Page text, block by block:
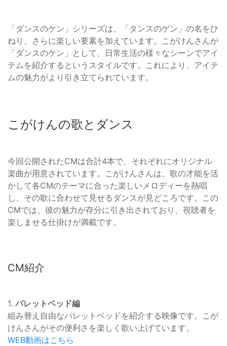
「ダンスのケン」シリーズは、「タンスのゲン」の名をひ
ねり、さらに楽しい要素を加えています。こがけんさんが
「ダンスのケン」として、日常生活の様々なシーンでアイ
テムを紹介するというスタイルです。これにより、アイテ
ムの魅力がより引き立てられています。
こがけんの歌とダンス
今回公開されたCMは合計4本で、それぞれにオリジナル
楽曲が用意されています。こがけんさんは、歌の才能を活
かして各CMのテーマに合った楽しいメロディーを熱唱
し、その歌に合わせて見せるダンスが見どころです。この
CMでは、彼の魅力が存分に引き出されており、視聴者を
楽しませる仕掛けが満載です。
CM紹介
1. パレットベッド編
組み替え自由なパレットベッドを紹介する映像です。こが
けんさんがその便利さを楽しく歌い上げています。
WEB動画はこちら